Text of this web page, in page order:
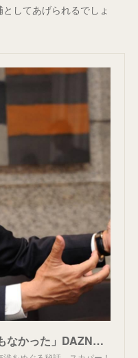
してあげられるでしょ
なぜJリーグは「実績も実体もなかった」DAZNを選んだのか？ 村井満氏が今だから語る秘話(2) - スポーツナビ